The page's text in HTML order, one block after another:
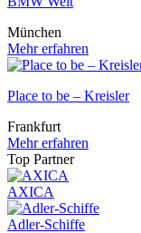
München
Mehr erfahren
Place to be – Kreisler
Frankfurt
Mehr erfahren
Top Partner
AXICA
Adler-Schiffe